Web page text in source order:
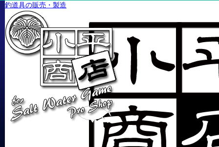
釣道具の販売・製造